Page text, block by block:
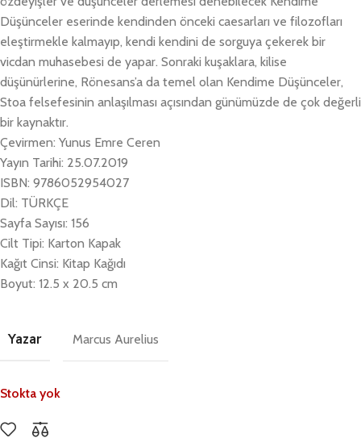
Düşünceler eserinde kendinden önceki caesarları ve filozofları
eleştirmekle kalmayıp, kendi kendini de sorguya çekerek bir
vicdan muhasebesi de yapar. Sonraki kuşaklara, kilise
düşünürlerine, Rönesans’a da temel olan Kendime Düşünceler,
Stoa felsefesinin anlaşılması açısından günümüzde de çok değerli
bir kaynaktır.
Çevirmen: Yunus Emre Ceren
Yayın Tarihi: 25.07.2019
ISBN: 9786052954027
Dil: TÜRKÇE
Sayfa Sayısı: 156
Cilt Tipi: Karton Kapak
Kağıt Cinsi: Kitap Kağıdı
Boyut: 12.5 x 20.5 cm
Yazar Marcus Aurelius
Stokta yok